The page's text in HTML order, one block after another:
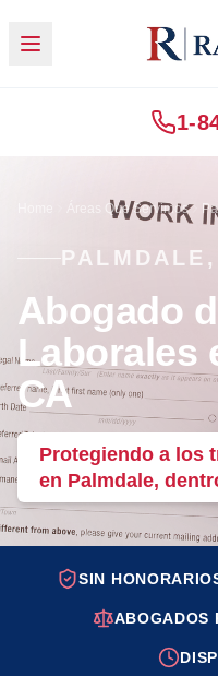
1-
Áreas Que Servimos
Abogado
Laborales
CA
Protegiendo a los
en Palmdale,
SIN
ABOGADOS